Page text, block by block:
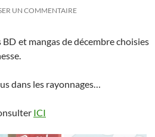
UN COMMENTAIRE
et mangas de décembre choisies
dans les rayonnages…
ICI